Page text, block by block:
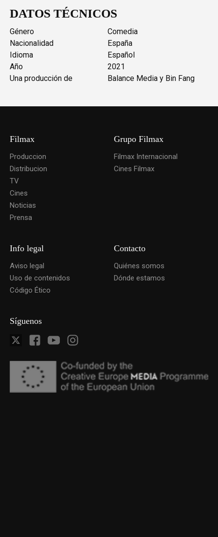
DATOS TÉCNICOS
Género
Comedia
Nacionalidad
España
Idioma
Español
Año
2021
Una producción de
Balance Media y Bin Fang
Filmax
Produccion
Distribucion
TV
Cines
Noticias
Prensa
Grupo Filmax
Filmax Internacional
Cines Filmax
Info legal
Aviso legal
Uso de contenidos
Código Ético
Contacto
Quiénes somos
Dónde estamos
Síguenos